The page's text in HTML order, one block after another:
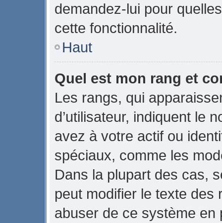
demandez-lui pour
cette fonctionnalité.
Haut
Quel est mon rang et
Les rangs, qui
d’utilisateur, indiquent le
avez à votre actif ou
spéciaux, comme les
Dans la plupart des cas,
peut modifier le texte des
abuser de ce système en